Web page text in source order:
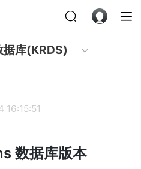
据库(KRDS)
数据库版本